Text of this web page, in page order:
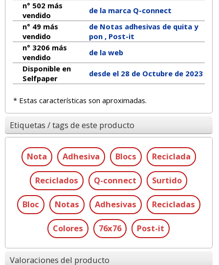
n° 502 más
vendido
de la marca Q-connect
n° 49 más
vendido
de Notas adhesivas de quita y
pon , Post-it
n° 3206 más
vendido
de la web
Disponible en
Selfpaper
desde el 28 de Octubre de 2023
* Estas características son aproximadas.
Etiquetas / tags de este producto
Nota Adhesiva Blocs Reciclada
Reciclados Q-connect Surtido
Bloc Notas Adhesivas Recicladas
Colores 76x76 Post-it
Valoraciones del producto